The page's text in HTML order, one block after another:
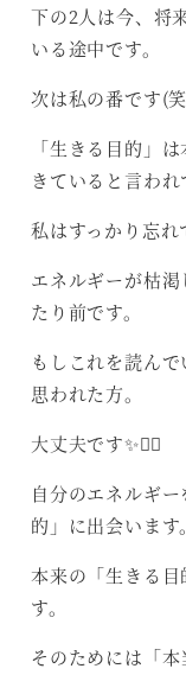
下の2人は今、将
いる途中です。
次は私の番です(
「生きる目的」
きていると言われ
私はすっかり忘
エネルギーが枯
たり前です。
もしこれを読ん
思われた方。
大丈夫です✨🙆‍♀️
自分のエネルギ
的」に出会います。
本来の「生きる
す。
そのためには「